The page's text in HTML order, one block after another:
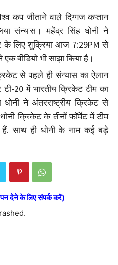
कप जीताने वाले दिग्गज कप्तान
संन्यास। महेंद्र सिंह धोनी ने
के लिए शुक्रिया आज 7:29PM से
वीडियो भी साझा किया है।
से पहले ही संन्यास का ऐलान
20 में भारतीय क्रिकेट टीम का
ने अंतरराष्ट्रीय क्रिकेट से
क्रिकेट के तीनों फॉर्मेट में टीम
साथ ही धोनी के नाम कई बड़े
देने के लिए संपर्क करें)